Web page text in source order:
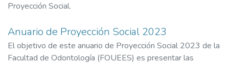
Proyección Social.
Anuario de Proyección Social 2023
El objetivo de este anuario de Proyección Social 2023 de la
Facultad de Odontología (FOUEES) es presentar las